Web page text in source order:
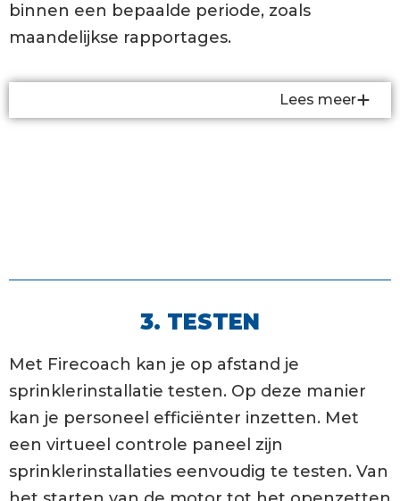
binnen een bepaalde periode, zoals
maandelijkse rapportages.
Lees meer
3. TESTEN
Met Firecoach kan je op afstand je
sprinklerinstallatie testen. Op deze manier
kan je personeel efficiënter inzetten. Met
een virtueel controle paneel zijn
sprinklerinstallaties eenvoudig te testen. Van